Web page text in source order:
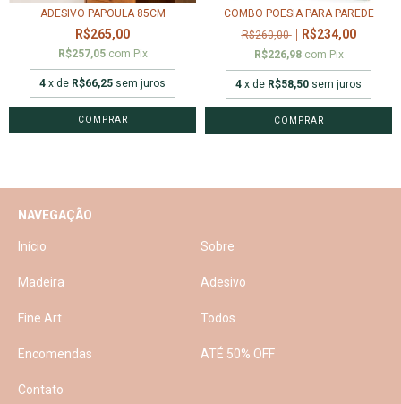
ADESIVO PAPOULA 85CM
R$265,00
R$257,05 com Pix
4 x de R$66,25 sem juros
COMBO POESIA PARA PAREDE
R$260,00
R$234,00
R$226,98 com Pix
4 x de R$58,50 sem juros
NAVEGAÇÃO
Início Sobre
Madeira Adesivo
Fine Art Todos
Encomendas ATÉ 50% OFF
Contato